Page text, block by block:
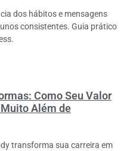
dos hábitos e mensagens
consistentes. Guia prático
Como Seu Valor
Além de
transforma sua carreira em